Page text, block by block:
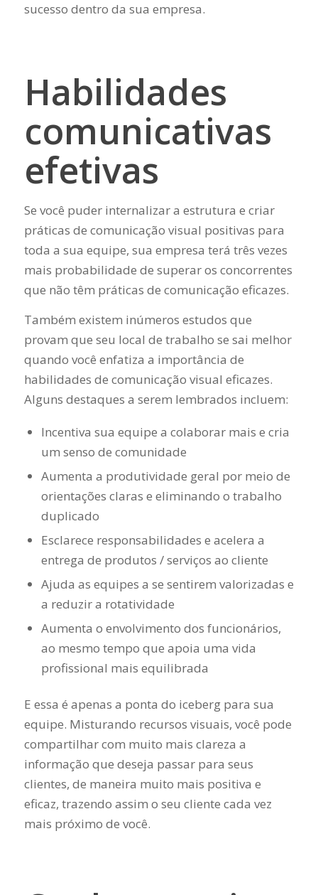
sucesso dentro da sua empresa.
Habilidades
comunicativas
efetivas
Se você puder internalizar a estrutura e criar
práticas de comunicação visual positivas para
toda a sua equipe, sua empresa terá três vezes
mais probabilidade de superar os concorrentes
que não têm práticas de comunicação eficazes.
Também existem inúmeros estudos que
provam que seu local de trabalho se sai melhor
quando você enfatiza a importância de
habilidades de comunicação visual eficazes.
Alguns destaques a serem lembrados incluem:
Incentiva sua equipe a colaborar mais e cria
um senso de comunidade
Aumenta a produtividade geral por meio de
orientações claras e eliminando o trabalho
duplicado
Esclarece responsabilidades e acelera a
entrega de produtos / serviços ao cliente
Ajuda as equipes a se sentirem valorizadas e
a reduzir a rotatividade
Aumenta o envolvimento dos funcionários,
ao mesmo tempo que apoia uma vida
profissional mais equilibrada
E essa é apenas a ponta do iceberg para sua
equipe. Misturando recursos visuais, você pode
compartilhar com muito mais clareza a
informação que deseja passar para seus
clientes, de maneira muito mais positiva e
eficaz, trazendo assim o seu cliente cada vez
mais próximo de você.